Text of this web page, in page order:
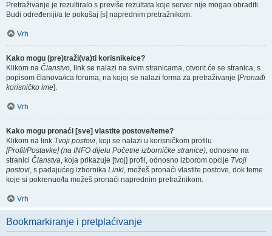
Pretraživanje je rezultiralo s previše rezultata koje server nije mogao obraditi.
Budi određeniji/a te pokušaj [s] naprednim pretražnikom.
Vrh
Kako mogu (pre)traži(va)ti korisnike/ce?
Klikom na Članstvo, link se nalazi na svim stranicama, otvorit će se stranica, s
popisom članova/ica foruma, na kojoj se nalazi forma za pretraživanje [Pronađi
korisničko ime].
Vrh
Kako mogu pronaći [sve] vlastite postove/teme?
Klikom na link Tvoji postovi, koji se nalazi u korisničkom profilu
[Profil/Postavke] (na INFO dijelu Početne izborničke stranice), odnosno na
stranici Članstva, koja prikazuje [tvoj] profil, odnosno izborom opcije Tvoji
postovi, s padajućeg izbornika Linki, možeš pronaći vlastite postove, dok teme
koje si pokrenuo/la možeš pronaći naprednim pretražnikom.
Vrh
Bookmarkiranje i pretplaćivanje